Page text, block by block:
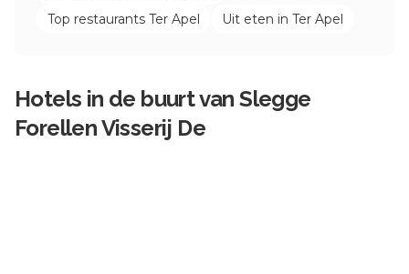
Top restaurants Ter Apel Uit eten in Ter Apel
Hotels in de buurt vanSlegge
Forellen Visserij De